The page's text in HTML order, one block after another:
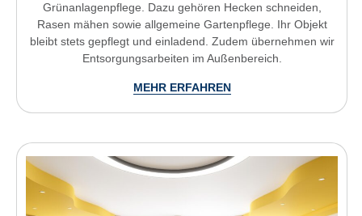
Grünanlagenpflege. Dazu gehören Hecken schneiden,
Rasen mähen sowie allgemeine Gartenpflege. Ihr Objekt
bleibt stets gepflegt und einladend. Zudem übernehmen wir
Entsorgungsarbeiten im Außenbereich.
MEHR ERFAHREN